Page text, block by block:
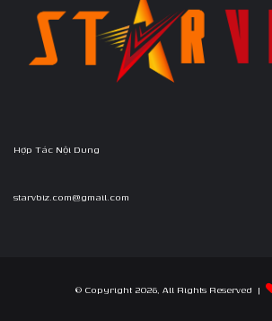
Hợp Tác Nội Dung
starvbiz.com@gmail.com
© Copyright 2026, All Rights Reserved |